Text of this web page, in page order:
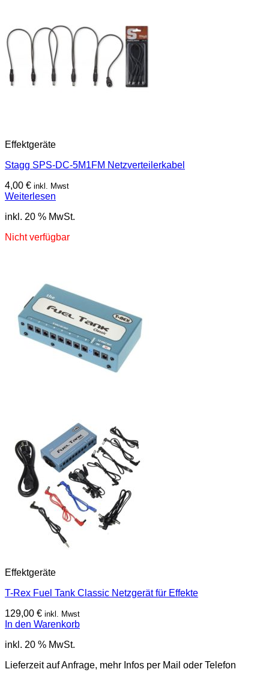
Effektgeräte
Stagg SPS-DC-5M1FM Netzverteilerkabel
4,00 € inkl. Mwst
Weiterlesen
inkl. 20 % MwSt.
Nicht verfügbar
Effektgeräte
T-Rex Fuel Tank Classic Netzgerät für Effekte
129,00 € inkl. Mwst
In den Warenkorb
inkl. 20 % MwSt.
Lieferzeit auf Anfrage, mehr Infos per Mail oder Telefon